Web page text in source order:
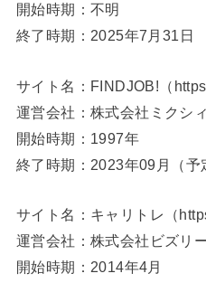
開始時期：不明
終了時期：2025年7月31日
サイト名：FINDJOB!（
運営会社：株式会社ミクシ
開始時期：1997年
終了時期：2023年09月（予
サイト名：キャリトレ（
運営会社：株式会社ビズリ
開始時期：2014年4月